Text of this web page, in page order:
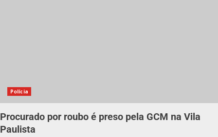
Polícia
Procurado por roubo é preso pela GCM na Vila
Paulista